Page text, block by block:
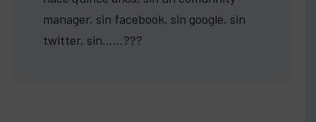
manager, sin facebook, sin google, sin
twitter, sin……???